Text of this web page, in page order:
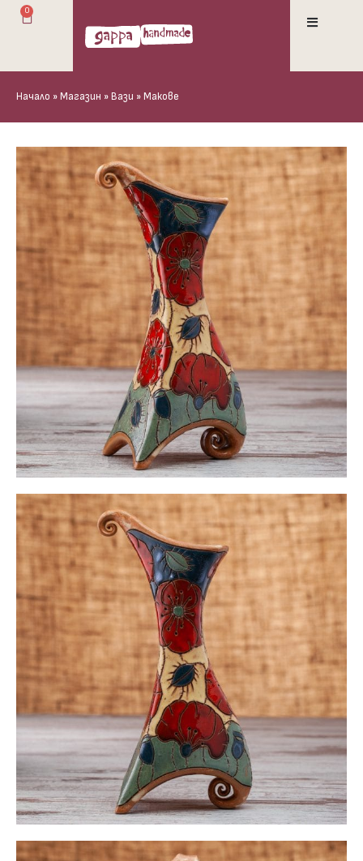
0
Начало » Магазин » Вази » Макове